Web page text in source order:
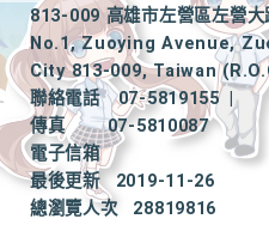
813-009 高雄市左營區左營大
No.1, Zuoying Avenue,
City 813-009, Taiwan
聯絡電話
07-5819155
|
傳真
07-5810087
電子信箱
最後更新
2019-11-26
總瀏覽人次
28819816